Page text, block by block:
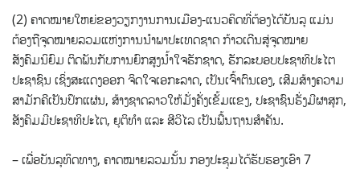
(2) ຄາດໝາຍໃຫຍ່ຂອງວຽກງານການເມືອງ-ແນວຄິດທີ່ຕ້ອງໄດ້ບັນລຸ ແມ່ນ
ຕ້ອງຖືຈຸດໝາຍລວມແຫ່ງການນໍາພາປະເທດຊາດ ກ້າວເດີນສູ່ຈຸດໝາຍ
ສັງຄົມນິຍົມ ຕິດພັນກັບການຍົກສູງນໍ້າໃຈຮັກຊາດ, ຮັກລະບອບປະຊາທິປະໄຕ
ປະຊາຊົນ ເຊິ່ງສະແດງອອກ ຈິດໃຈເອກະລາດ, ເປັນເຈົ້າຕົນເອງ, ເສີມສ້າງຄວາມ
ສາມັກຄີເປັນປຶກແຜ່ນ, ສ້າງຊາດລາວໃຫ້ມັ່ງຄັ່ງເຂັ້ມແຂງ, ປະຊາຊົນຮັ່ງມີຜາສຸກ,
ສັງຄົມມີປະຊາທິປະໄຕ, ຍຸຕິທຳ ແລະ ສີວິໄລ ເປັນພື້ນຖານສໍາຄັນ.
– ເພື່ອບັນລຸທິດທາງ, ຄາດໝາຍລວມນັ້ນ ກອງປະຊຸມໄດ້ຮັບຮອງເອົາ 7